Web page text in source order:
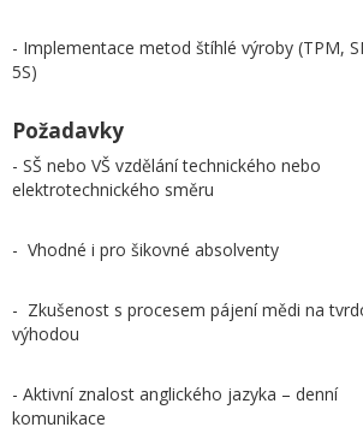
- Implementace metod štíhlé výroby (TPM,
5S)
Požadavky
- SŠ nebo VŠ vzdělání technického nebo
elektrotechnického směru
- Vhodné i pro šikovné absolventy
- Zkušenost s procesem pájení mědi na
výhodou
- Aktivní znalost anglického jazyka – denní
komunikace